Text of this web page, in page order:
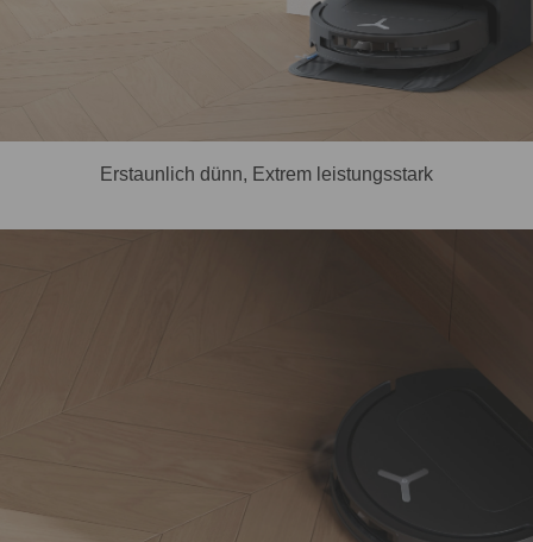
Erstaunlich dünn, Extrem leistungsstark